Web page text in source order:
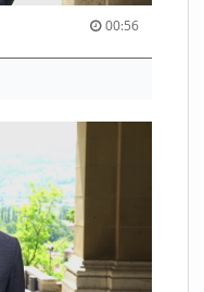
00:56